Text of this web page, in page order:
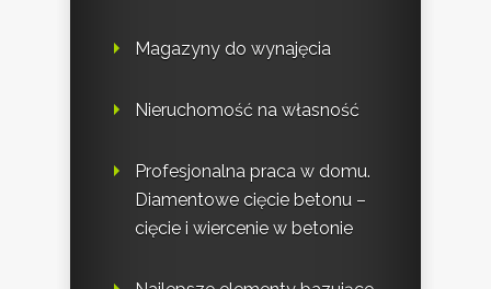
Magazyny do wynajęcia
Nieruchomość na własność
Profesjonalna praca w domu.
Diamentowe cięcie betonu –
cięcie i wiercenie w betonie